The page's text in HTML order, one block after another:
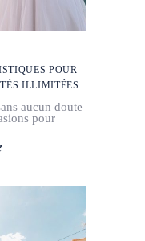
POUR
ILLIMITÉES
aucun doute
pour